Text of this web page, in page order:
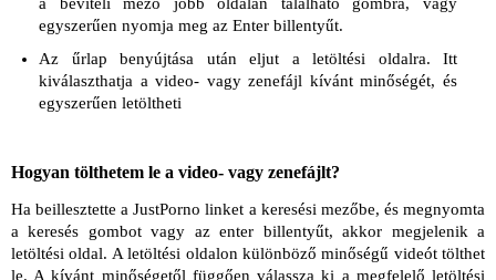
egyszerűen nyomja meg az Enter billentyűt.
Az űrlap benyújtása után eljut a letöltési oldalra. Itt
kiválaszthatja a video- vagy zenefájl kívánt minőségét, és
egyszerűen letöltheti
Hogyan tölthetem le a video- vagy zenefájlt?
Ha beillesztette a JustPorno linket a keresési mezőbe, és megnyomta
a keresés gombot vagy az enter billentyűt, akkor megjelenik a
letöltési oldal. A letöltési oldalon különböző minőségű videót tölthet
le. A kívánt minőségetől függően válassza ki a megfelelő letöltési